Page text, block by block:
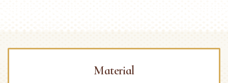
Material